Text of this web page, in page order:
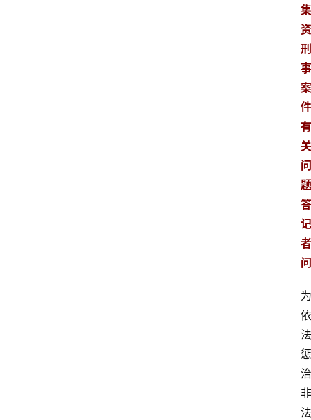
集
资
刑
事
案
件
有
关
问
题
答
记
者
问
为
依
法
惩
治
非
法